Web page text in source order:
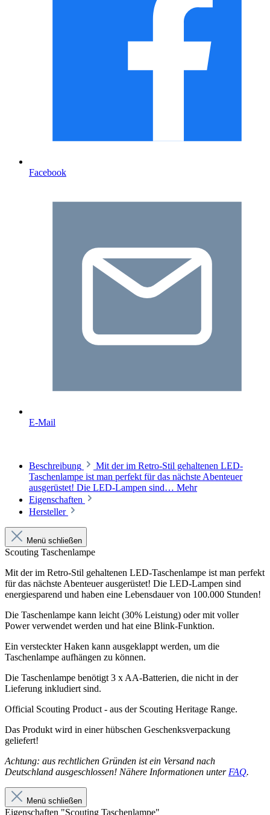
Facebook
E-Mail
Beschreibung
Mit der im Retro-Stil gehaltenen LED-
Taschenlampe ist man perfekt für das nächste Abenteuer
ausgerüstet! Die LED-Lampen sind… Mehr
Eigenschaften
Hersteller
Menü schließen
Scouting Taschenlampe
Mit der im Retro-Stil gehaltenen LED-Taschenlampe ist man perfekt
für das nächste Abenteuer ausgerüstet! Die LED-Lampen sind
energiesparend und haben eine Lebensdauer von 100.000 Stunden!
Die Taschenlampe kann leicht (30% Leistung) oder mit voller
Power verwendet werden und hat eine Blink-Funktion.
Ein versteckter Haken kann ausgeklappt werden, um die
Taschenlampe aufhängen zu können.
Die Taschenlampe benötigt 3 x AA-Batterien, die nicht in der
Lieferung inkludiert sind.
Official Scouting Product - aus der Scouting Heritage Range.
Das Produkt wird in einer hübschen Geschenksverpackung
geliefert!
Achtung: aus rechtlichen Gründen ist ein Versand nach
Deutschland ausgeschlossen! Nähere Informationen unter FAQ.
Menü schließen
Eigenschaften "Scouting Taschenlampe"